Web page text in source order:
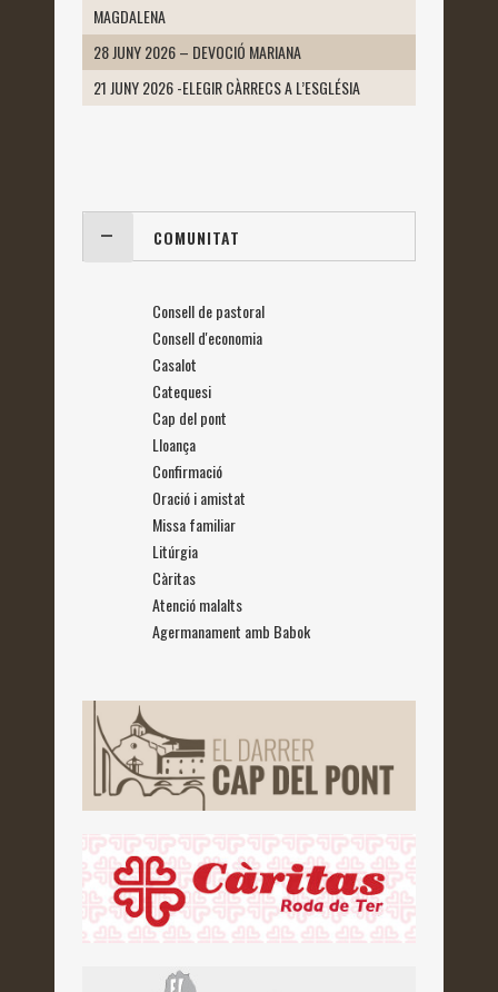
MAGDALENA
28 JUNY 2026 – DEVOCIÓ MARIANA
21 JUNY 2026 -ELEGIR CÀRRECS A L’ESGLÉSIA
COMUNITAT
Consell de pastoral
Consell d'economia
Casalot
Catequesi
Cap del pont
Lloança
Confirmació
Oració i amistat
Missa familiar
Litúrgia
Càritas
Atenció malalts
Agermanament amb Babok